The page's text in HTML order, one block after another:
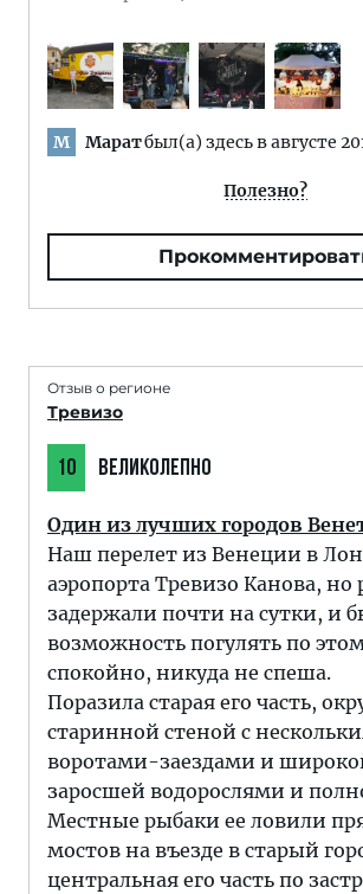
М Маратбыл(а) здесь в августе
Полезно?
Отзыв о регионе
Тревизо
10 ВЕЛИКОЛЕПНО
Один из лучших городов
Наш перелет из Венеции в
аэропорта Тревизо Канова, но
задержали почти на сутки, и
возможность погулять по
спокойно, никуда не спеша.
Поразила старая его часть,
старинной стеной с
воротами-заездами и
заросшей водорослями и
Местные рыбаки ее ловили
мостов на въезде в старый
центральная его часть по